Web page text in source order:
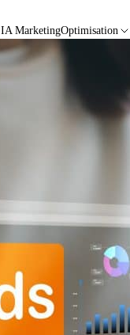
IA MarketingOptimisation